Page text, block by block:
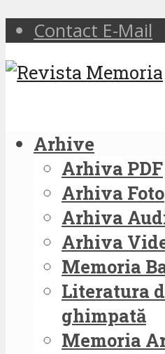
Contact E-Mail
Arhive
Arhiva PDF
Arhiva Foto
Arhiva
Arhiva
Memoria
Literatura
ghimpată
Memoria